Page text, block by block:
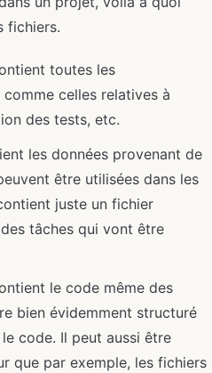
fichiers.
toutes les
celles relatives à
des tests, etc.
les données provenant de
être utilisées dans les
juste un fichier
tâches qui vont être
le code même des
bien évidemment structuré
code. Il peut aussi être
que par exemple, les fichiers